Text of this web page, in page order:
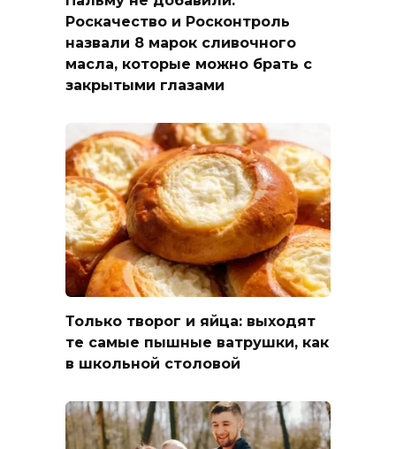
Роскачество и Росконтроль
назвали 8 марок сливочного
масла, которые можно брать с
закрытыми глазами
Только творог и яйца: выходят
те самые пышные ватрушки, как
в школьной столовой